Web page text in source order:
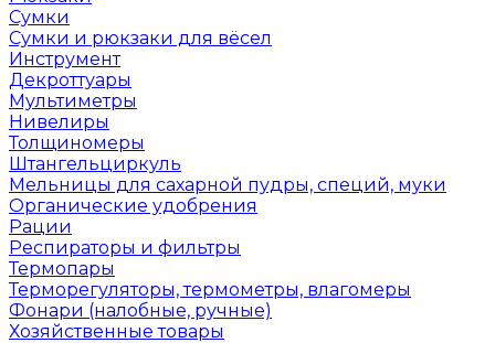
Сумки
Сумки и рюкзаки для вёсел
Инструмент
Декроттуары
Мультиметры
Нивелиры
Толщиномеры
Штангельциркуль
Мельницы для сахарной пудры, специй, муки
Органические удобрения
Рации
Респираторы и фильтры
Термопары
Терморегуляторы, термометры, влагомеры
Фонари (налобные, ручные)
Хозяйственные товары